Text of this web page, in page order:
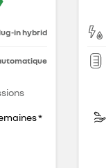
in hybrid
*